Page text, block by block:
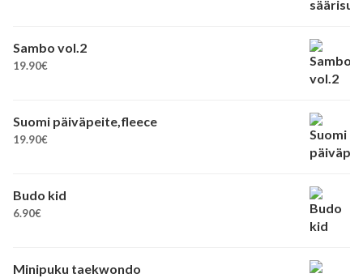
Sambo vol.2
19.90€
Suomi päiväpeite,fleece
19.90€
Budo kid
6.90€
Minipuku taekwondo